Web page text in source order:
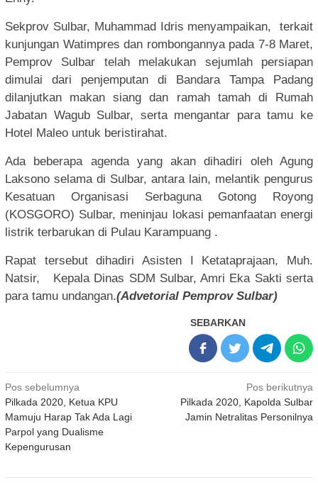
Sekprov Sulbar, Muhammad Idris menyampaikan, terkait
kunjungan Watimpres dan rombongannya pada 7-8 Maret,
Pemprov Sulbar telah melakukan sejumlah persiapan
dimulai dari penjemputan di Bandara Tampa Padang
dilanjutkan makan siang dan ramah tamah di Rumah
Jabatan Wagub Sulbar, serta mengantar para tamu ke
Hotel Maleo untuk beristirahat.
Ada beberapa agenda yang akan dihadiri oleh Agung
Laksono selama di Sulbar, antara lain, melantik pengurus
Kesatuan Organisasi Serbaguna Gotong Royong
(KOSGORO) Sulbar, meninjau lokasi pemanfaatan energi
listrik terbarukan di Pulau Karampuang .
Rapat tersebut dihadiri Asisten I Ketataprajaan, Muh.
Natsir, Kepala Dinas SDM Sulbar, Amri Eka Sakti serta
para tamu undangan.(Advetorial Pemprov Sulbar)
SEBARKAN
Navigasi
pos
Pos sebelumnya
Pilkada 2020, Ketua KPU
Mamuju Harap Tak Ada Lagi
Parpol yang Dualisme
Kepengurusan
Pos berikutnya
Pilkada 2020, Kapolda Sulbar
Jamin Netralitas Personilnya